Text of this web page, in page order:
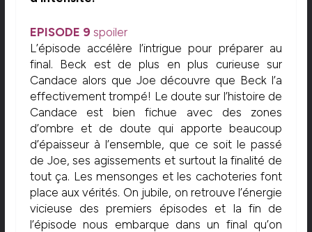
EPISODE 9 spoiler
L’épisode accélère l’intrigue pour préparer au
final. Beck est de plus en plus curieuse sur
Candace alors que Joe découvre que Beck l’a
effectivement trompé! Le doute sur l’histoire de
Candace est bien fichue avec des zones
d’ombre et de doute qui apporte beaucoup
d’épaisseur à l’ensemble, que ce soit le passé
de Joe, ses agissements et surtout la finalité de
tout ça. Les mensonges et les cachoteries font
place aux vérités. On jubile, on retrouve l’énergie
vicieuse des premiers épisodes et la fin de
l’épisode nous embarque dans un final qu’on